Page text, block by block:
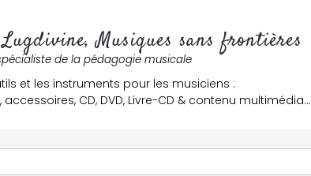
Musiques sans frontières
de la pédagogie musicale
et les instruments pour les musiciens :
CD, DVD, Livre-CD & contenu multimédia…